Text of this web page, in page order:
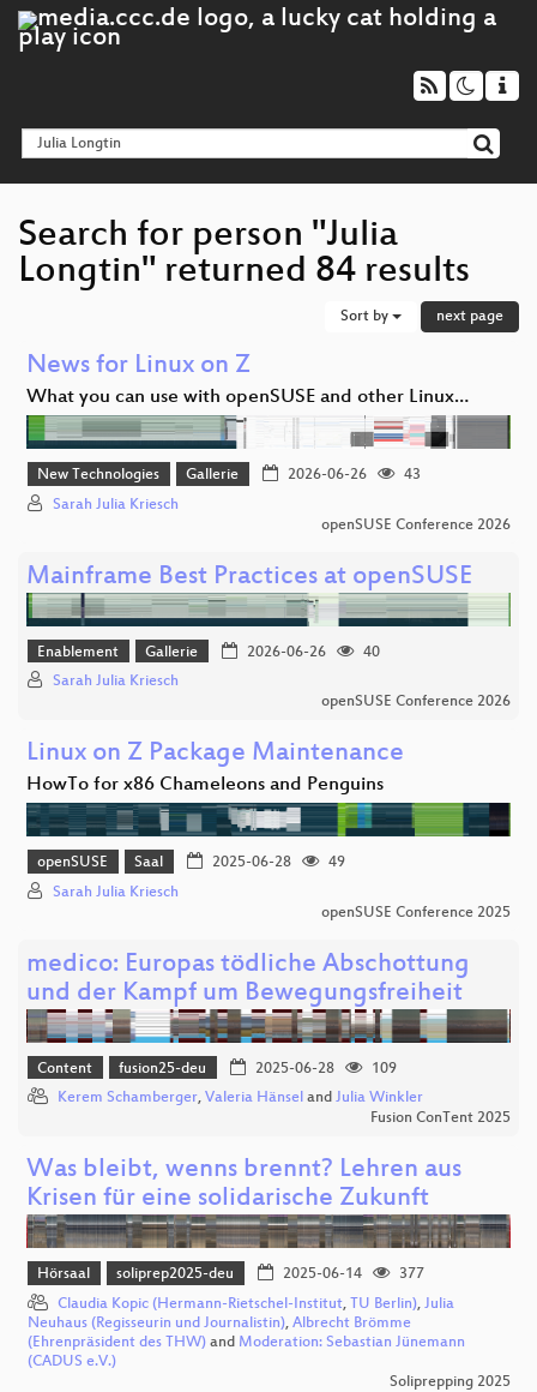
Search for person "Julia
Longtin" returned 84 results
Sort by next page
News for Linux on Z
What you can use with openSUSE and other Linux…
New Technologies Gallerie 2026-06-26
43
Sarah Julia Kriesch
openSUSE Conference 2026
Mainframe Best Practices at openSUSE
Enablement Gallerie 2026-06-26
40
Sarah Julia Kriesch
openSUSE Conference 2026
Linux on Z Package Maintenance
HowTo for x86 Chameleons and Penguins
openSUSE Saal 2025-06-28
49
Sarah Julia Kriesch
openSUSE Conference 2025
medico: Europas tödliche Abschottung
und der Kampf um Bewegungsfreiheit
Content fusion25-deu 2025-06-28
109
Kerem Schamberger, Valeria Hänsel and Julia Winkler
Fusion ConTent 2025
Was bleibt, wenns brennt? Lehren aus
Krisen für eine solidarische Zukunft
Hörsaal soliprep2025-deu 2025-06-14
377
Claudia Kopic (Hermann-Rietschel-Institut, TU Berlin), Julia
Neuhaus (Regisseurin und Journalistin), Albrecht Brömme
(Ehrenpräsident des THW) and Moderation: Sebastian Jünemann
(CADUS e.V.)
Soliprepping 2025